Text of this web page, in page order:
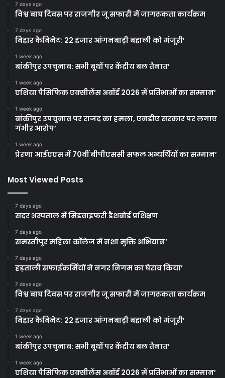
7 days ago
विश्व बाघ दिवस पर राजगीर जू सफारी में जागरूकता कार्यक्रम
7 days ago
बिहार कैबिनेट: 22 हजार आंगनबाड़ी बहाली को मंजूरी’
1 week ago
बांकीपुर उपचुनाव: सभी बूथों पर केंद्रीय बल तैनात’
1 week ago
एशिया पैसिफिक एक्सीलेंस अवॉर्ड 2026 में प्रतिभाओं का सम्मान’
1 week ago
बांकीपुर उपचुनाव पर राजद का हमला, एनडीए सरकार पर लगाए
गंभीर आरोप’
1 week ago
प्रेरणा आईएएस में 70वीं बीपीएससी सफल अभ्यर्थियों का सम्मान’
Most Viewed Posts
7 days ago
सदर अस्पताल में मिडवाइफरी डैशबोर्ड प्रशिक्षण
7 days ago
समस्तीपुर महिला कॉलेज में नशा मुक्ति अभियान’
7 days ago
हड़ताली सफाईकर्मियों ने नगर निगम का घेराव किया’
7 days ago
विश्व बाघ दिवस पर राजगीर जू सफारी में जागरूकता कार्यक्रम
7 days ago
बिहार कैबिनेट: 22 हजार आंगनबाड़ी बहाली को मंजूरी’
1 week ago
बांकीपुर उपचुनाव: सभी बूथों पर केंद्रीय बल तैनात’
1 week ago
एशिया पैसिफिक एक्सीलेंस अवॉर्ड 2026 में प्रतिभाओं का सम्मान’